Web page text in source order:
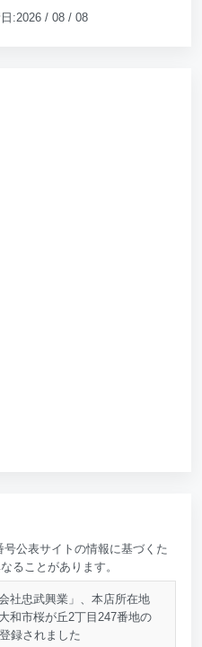
:2026 / 08 / 08
公表サイトの情報に基づくた
ることがあります。
社忠武興業」、本店所在地
和市桜が丘2丁目247番地の
録されました